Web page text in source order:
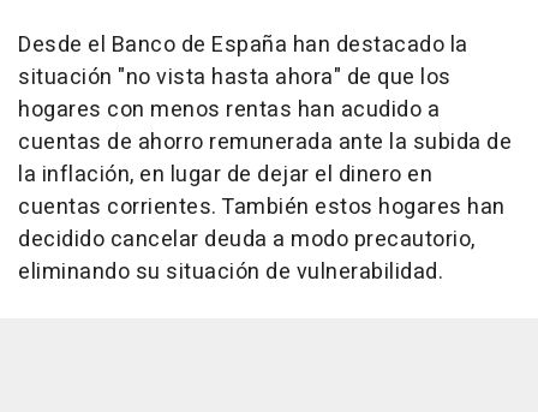
Desde el Banco de España han destacado la
situación "no vista hasta ahora" de que los
hogares con menos rentas han acudido a
cuentas de ahorro remunerada ante la subida de
la inflación, en lugar de dejar el dinero en
cuentas corrientes. También estos hogares han
decidido cancelar deuda a modo precautorio,
eliminando su situación de vulnerabilidad.